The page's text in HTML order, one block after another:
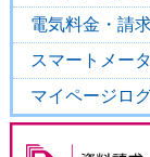
電気料金・請
スマートメー
マイページロ